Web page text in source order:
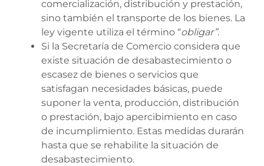
comercialización, distribución y prestación,
sino también el transporte de los bienes. La
ley vigente utiliza el término “obligar”.
Si la Secretaría de Comercio considera que
existe situación de desabastecimiento o
escasez de bienes o servicios que
satisfagan necesidades básicas, puede
suponer la venta, producción, distribución
o prestación, bajo apercibimiento en caso
de incumplimiento. Estas medidas durarán
hasta que se rehabilite la situación de
desabastecimiento.